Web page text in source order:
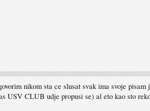
nikom sta ce slusat svak ima svoje
USV CLUB udje propusi se) al eto kao sto